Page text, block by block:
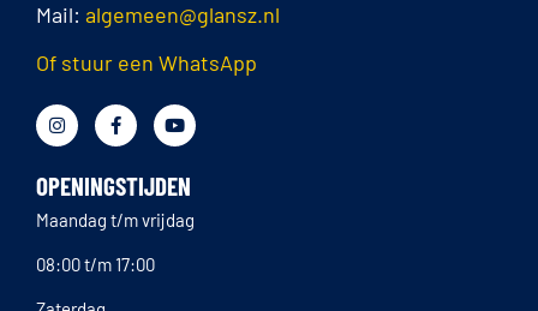
Mail: algemeen@glansz.nl
Of stuur een WhatsApp
OPENINGSTIJDEN
Maandag t/m vrijdag
08:00 t/m 17:00